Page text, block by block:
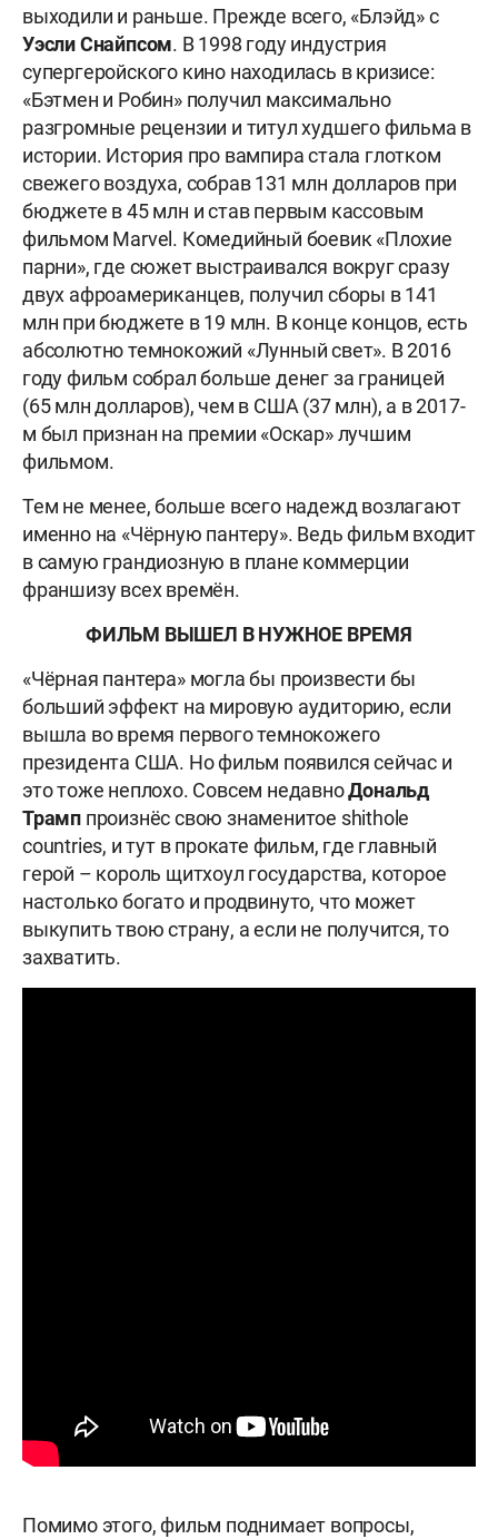
выходили и раньше. Прежде всего, «Блэйд» с
Уэсли Снайпсом. В 1998 году индустрия
супергеройского кино находилась в кризисе:
«Бэтмен и Робин» получил максимально
разгромные рецензии и титул худшего фильма в
истории. История про вампира стала глотком
свежего воздуха, собрав 131 млн долларов при
бюджете в 45 млн и став первым кассовым
фильмом Marvel. Комедийный боевик «Плохие
парни», где сюжет выстраивался вокруг сразу
двух афроамериканцев, получил сборы в 141
млн при бюджете в 19 млн. В конце концов, есть
абсолютно темнокожий «Лунный свет». В 2016
году фильм собрал больше денег за границей
(65 млн долларов), чем в США (37 млн), а в 2017-
м был признан на премии «Оскар» лучшим
фильмом.
Тем не менее, больше всего надежд возлагают
именно на «Чёрную пантеру». Ведь фильм входит
в самую грандиозную в плане коммерции
франшизу всех времён.
ФИЛЬМ ВЫШЕЛ В НУЖНОЕ ВРЕМЯ
«Чёрная пантера» могла бы произвести бы
больший эффект на мировую аудиторию, если
вышла во время первого темнокожего
президента США. Но фильм появился сейчас и
это тоже неплохо. Совсем недавноДональд
Трамп произнёс свою знаменитое shithole
countries, и тут в прокате фильм, где главный
герой – король щитхоул государства, которое
настолько богато и продвинуто, что может
выкупить твою страну, а если не получится, то
захватить.
Помимо этого, фильм поднимает вопросы,